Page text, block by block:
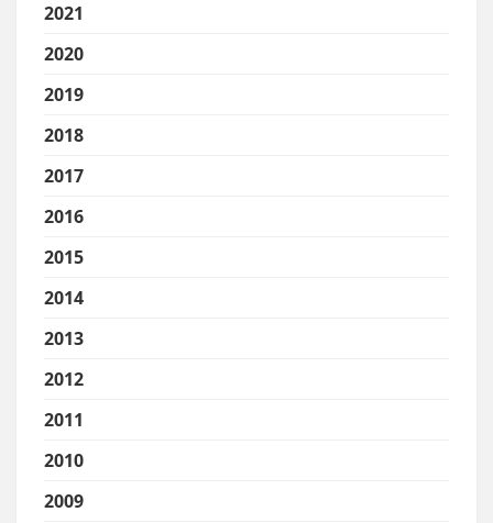
2021
2020
2019
2018
2017
2016
2015
2014
2013
2012
2011
2010
2009